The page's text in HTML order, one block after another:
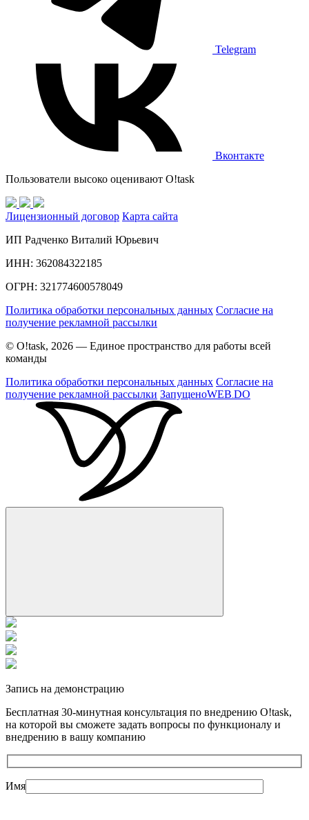
Telegram
Вконтакте
Пользователи высоко оценивают O!task
Лицензионный договор Карта сайта
ИП Радченко Виталий Юрьевич
ИНН: 362084322185
ОГРН: 321774600578049
Политика обработки персональных данных Согласие на
получение рекламной рассылки
© O!task, 2026 — Единое пространство для работы всей
команды
Политика обработки персональных данных Согласие на
получение рекламной рассылки ЗапущеноWEB.DO
Запись на демонстрацию
Бесплатная 30-минутная консультация по внедрению O!task,
на которой вы cможете задать вопросы по функционалу и
внедрению в вашу компанию
Имя